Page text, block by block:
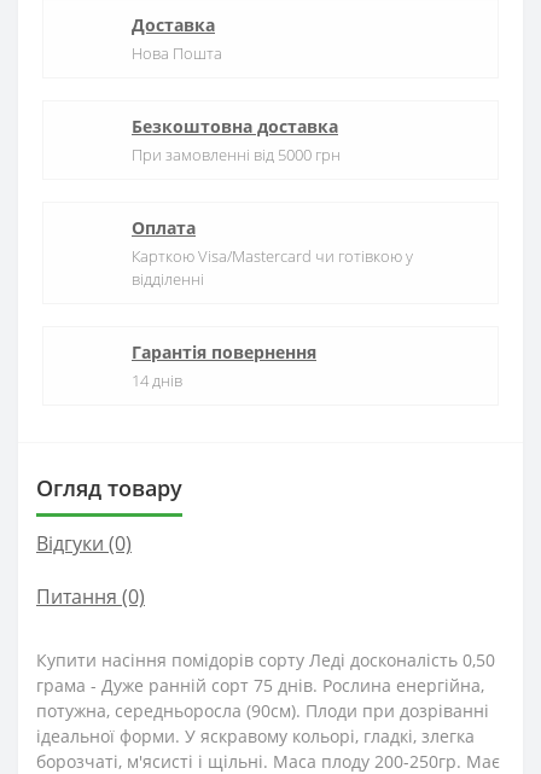
Доставка
Нова Пошта
Безкоштовна доставка
При замовленні від 5000 грн
Оплата
Карткою Visa/Mastercard чи готівкою у
відділенні
Гарантія повернення
14 днів
Огляд товару
Відгуки (0)
Питання (0)
Купити насіння помідорів сорту Леді досконалість 0,50
грама - Дуже ранній сорт 75 днів. Рослина енергійна,
потужна, середньоросла (90см). Плоди при дозріванні
ідеальної форми. У яскравому кольорі, гладкі, злегка
борозчаті, м'ясисті і щільні. Маса плоду 200-250гр. Має